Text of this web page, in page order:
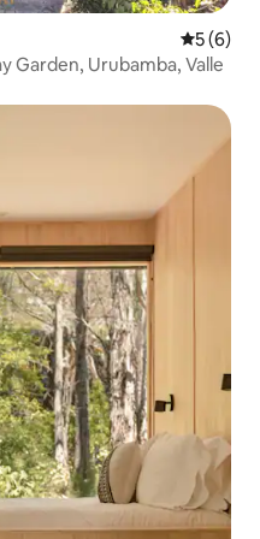
5 de
5 (6)
Garden, Urubamba, Valle